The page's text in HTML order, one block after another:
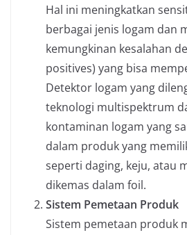
Hal ini meningkatkan
berbagai jenis logam dan
kemungkinan kesalahan
positives) yang bisa
Detektor logam yang
teknologi multispektrum
kontaminan logam yang
dalam produk yang
seperti daging, keju, atau
dikemas dalam foil.
Sistem Pemetaan Produk
Sistem pemetaan produk